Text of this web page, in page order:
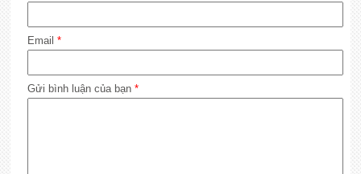
Email *
Gửi bình luận của bạn *